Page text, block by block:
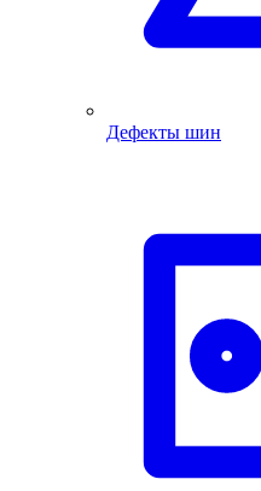
Дефекты шин